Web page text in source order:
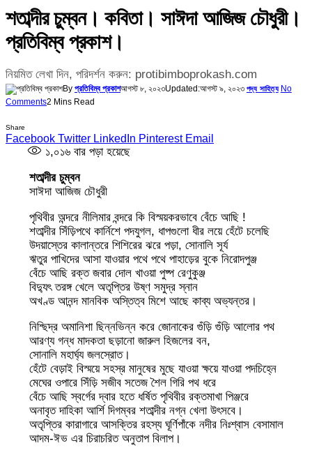
শতাব্দীর চুম্বন। কবিতা। সাঈদা আজিজ চৌধুরী।
প্রতিবিম্ব প্রকাশ।
নিয়মিত লেখা দিন, পরিদর্শন করুন: protibimboprokash.com
By প্রতিবিম্ব প্রকাশআগস্ট ৮, ২০২৩Updated:আগস্ট ৯, ২০২৩ পদ্য সাহিত্য No
Comments2 Mins Read
Share
Facebook Twitter LinkedIn Pinterest Email
১,০১৬বার পড়া হয়েছে
শতাব্দীর চুম্বন
সাঈদা আজিজ চৌধুরী
পৃথিবীর অন্দরে নীলিমার বন্দরে কি বিস্ময়করভাবে বেঁচে আছি !
শতাব্দীর সিঁড়িপথে কার্নিশে পদযুগল, ধাপগুলো ধীর লয়ে হেঁটে চলেছি
উদয়াস্তের কালান্তরে শিশিরের ঝরে পড়া, সোনালি সূর্য
ঋতুর পাখিদের আসা যাওয়ার পথে পথে পাহাড়ের বুকে নিরোদপুঞ্জ
বেঁচে আছি রক্ত জবার দোল খাওয়া পুষ্প রেণুকুঞ্জ
বিদ্যুৎ তরঙ্গ খেলে অতৃপ্তির উষ্ণ সমুদ্র স্নান
অখণ্ড আনন্দ মানবিক অস্তিত্ব মিশে আছে কাব্য অভ্যন্তর।
নিশ্ছিদ্র অমানিশা ছিন্নভিন্ন করে জোনাকের গুঁড়ি গুঁড়ি আলোর পথ
আরণ্য গন্ধ মাদকতা ছড়ানো জারুল হিজলের বন,
সোনালি মহার্ঘ্য জলস্রোত।
হেঁটে বেড়াই বিস্ময়ে সহস্র মানুষের মুছে যাওয়া ক্ষয়ে যাওয়া পদচিহ্নে
মেঘের ওপারে সিঁড়ি সজীব সতেজ শৈল গিরি পথ ধরে
বেঁচে আছি স্বর্গের দ্বার হতে ধর্ষিত পৃথিবীর রক্তমাখা পিঞ্জরে
অনাবৃত দাহিকা আর্শি দিগম্বর শতাব্দীর নগ্ন খেলা উৎসবে।
অতৃপ্তির কারাগারে আসক্তির রহস্য ঘূর্ণিপাঁকে নদীর নিঃশ্বাস বেসামাল
আদম-ঈভ এর চিরাচরিত অনুতাপ বিলাপ।